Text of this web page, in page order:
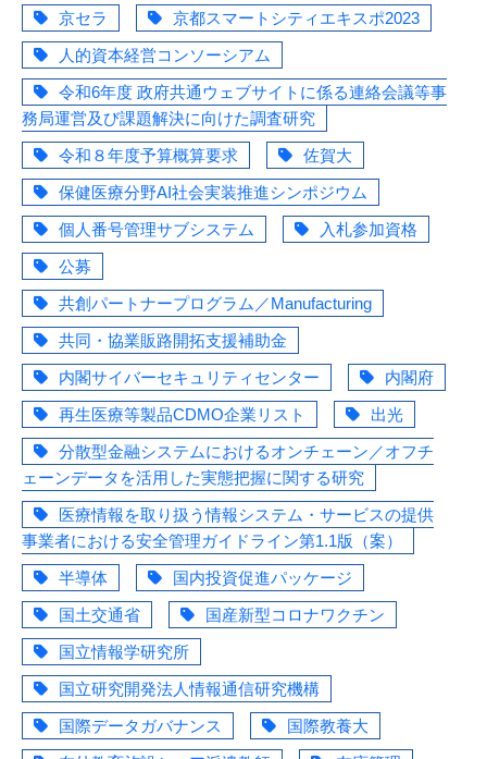
京セラ
京都スマートシティエキスポ2023
人的資本経営コンソーシアム
令和6年度 政府共通ウェブサイトに係る連絡会議等事
務局運営及び課題解決に向けた調査研究
令和８年度予算概算要求
佐賀大
保健医療分野AI社会実装推進シンポジウム
個人番号管理サブシステム
入札参加資格
公募
共創パートナープログラム／Manufacturing
共同・協業販路開拓支援補助金
内閣サイバーセキュリティセンター
内閣府
再生医療等製品CDMO企業リスト
出光
分散型金融システムにおけるオンチェーン／オフチ
ェーンデータを活用した実態把握に関する研究
医療情報を取り扱う情報システム・サービスの提供
事業者における安全管理ガイドライン第1.1版（案）
半導体
国内投資促進パッケージ
国土交通省
国産新型コロナワクチン
国立情報学研究所
国立研究開発法人情報通信研究機構
国際データガバナンス
国際教養大